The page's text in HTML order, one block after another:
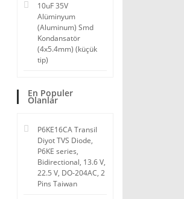
10uF 35V
Alüminyum
(Aluminum) Smd
Kondansatör
(4x5.4mm) (küçük
tip)
En Populer
Olanlar
P6KE16CA Transil
Diyot TVS Diode,
P6KE series,
Bidirectional, 13.6 V,
22.5 V, DO-204AC, 2
Pins Taiwan